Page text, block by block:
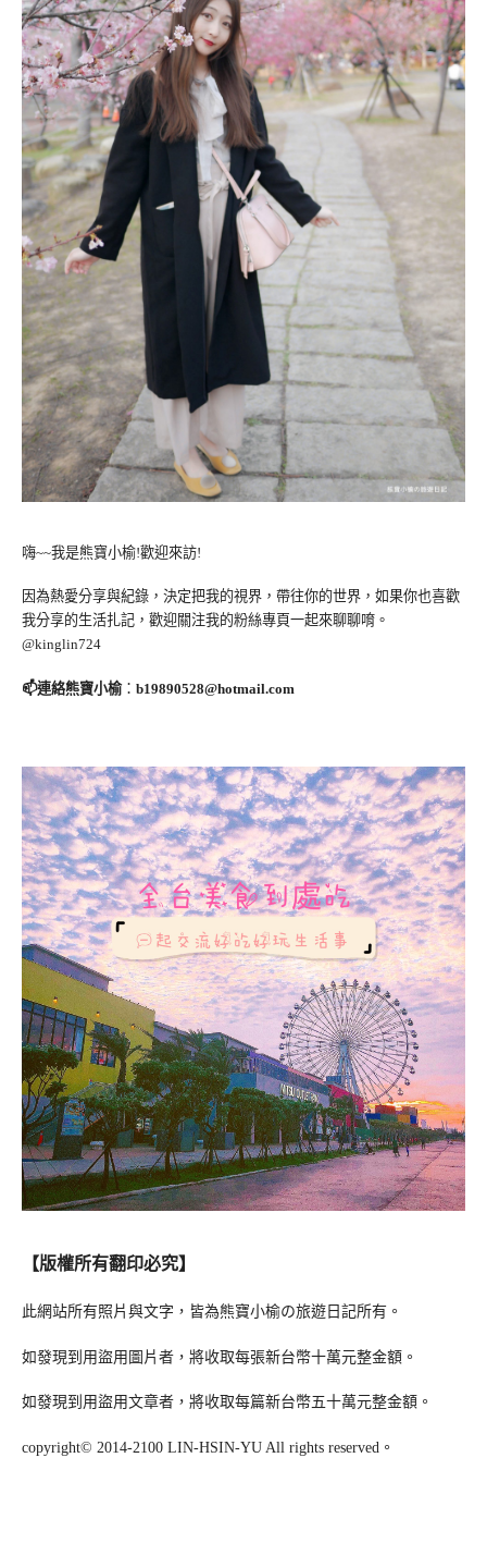
嗨~~我是熊寶小榆!歡迎來訪!
因為熱愛分享與紀錄，決定把我的視界，帶往你的世界，如果你也喜歡
我分享的生活扎記，歡迎關注我的粉絲專頁一起來聊聊唷。
@kinglin724
📫連絡熊寶小榆： b19890528@hotmail.com
【版權所有翻印必究】
此網站所有照片與文字，皆為熊寶小榆の旅遊日記所有。
如發現到用盜用圖片者，將收取每張新台幣十萬元整金額。
如發現到用盜用文章者，將收取每篇新台幣五十萬元整金額。
copyright© 2014-2100 LIN-HSIN-YU All rights reserved。